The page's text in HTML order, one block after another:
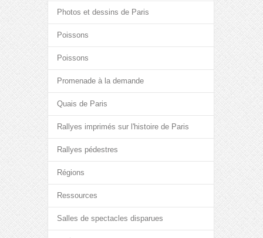
Photos et dessins de Paris
Poissons
Poissons
Promenade à la demande
Quais de Paris
Rallyes imprimés sur l'histoire de Paris
Rallyes pédestres
Régions
Ressources
Salles de spectacles disparues